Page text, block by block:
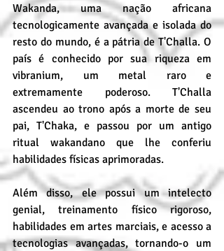
Wakanda, uma nação africana
tecnologicamente avançada e isolada do
resto do mundo, é a pátria de T'Challa. O
país é conhecido por sua riqueza em
vibranium, um metal raro e
extremamente poderoso. T'Challa
ascendeu ao trono após a morte de seu
pai, T'Chaka, e passou por um antigo
ritual wakandano que lhe conferiu
habilidades físicas aprimoradas.
Além disso, ele possui um intelecto
genial, treinamento físico rigoroso,
habilidades em artes marciais, e acesso a
tecnologias avançadas, tornando-o um